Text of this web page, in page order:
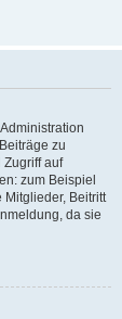
zu
Zugriff auf
zum Beispiel
Mitglieder, Beitritt
da sie